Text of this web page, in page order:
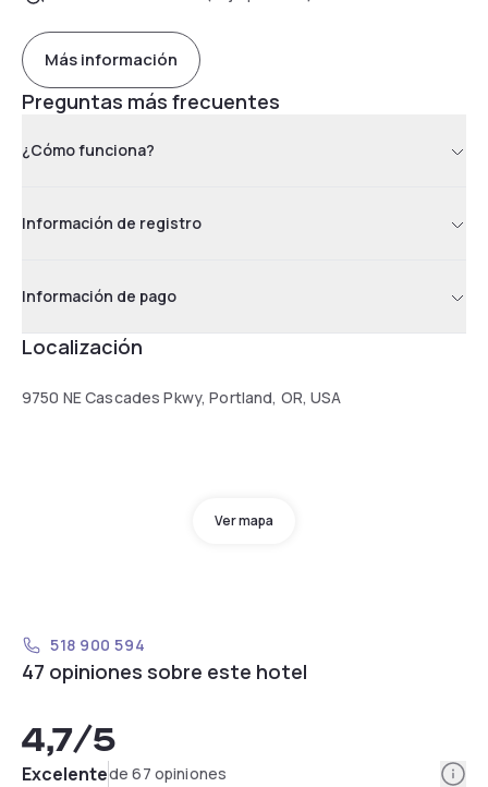
Más información
Preguntas más frecuentes
¿Cómo funciona?
Información de registro
Información de pago
Localización
9750 NE Cascades Pkwy, Portland, OR, USA
Ver mapa
518 900 594
47 opiniones sobre este hotel
4,7/5
Excelentede 67 opiniones